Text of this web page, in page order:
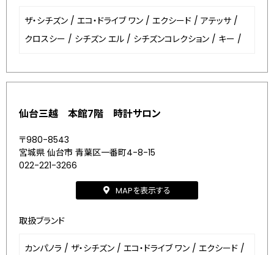
ザ・シチズン / エコ・ドライブ ワン / エクシード / アテッサ /
クロスシー / シチズン エル / シチズンコレクション / キー /
仙台三越 本館7階 時計サロン
〒980-8543
宮城県 仙台市 青葉区一番町4-8-15
022-221-3266
MAPを表示する
取扱ブランド
カンパノラ / ザ・シチズン / エコ・ドライブ ワン / エクシード /